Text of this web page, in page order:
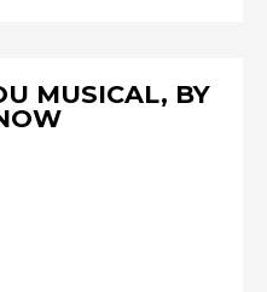
MUSICAL, BY